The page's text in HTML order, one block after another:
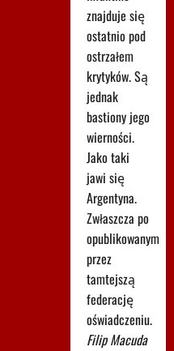
znajduje się
ostatnio pod
ostrzałem
krytyków. Są
jednak
bastiony jego
wierności.
Jako taki
jawi się
Argentyna.
Zwłaszcza po
opublikowanym
przez
tamtejszą
federację
oświadczeniu.
Filip Macuda